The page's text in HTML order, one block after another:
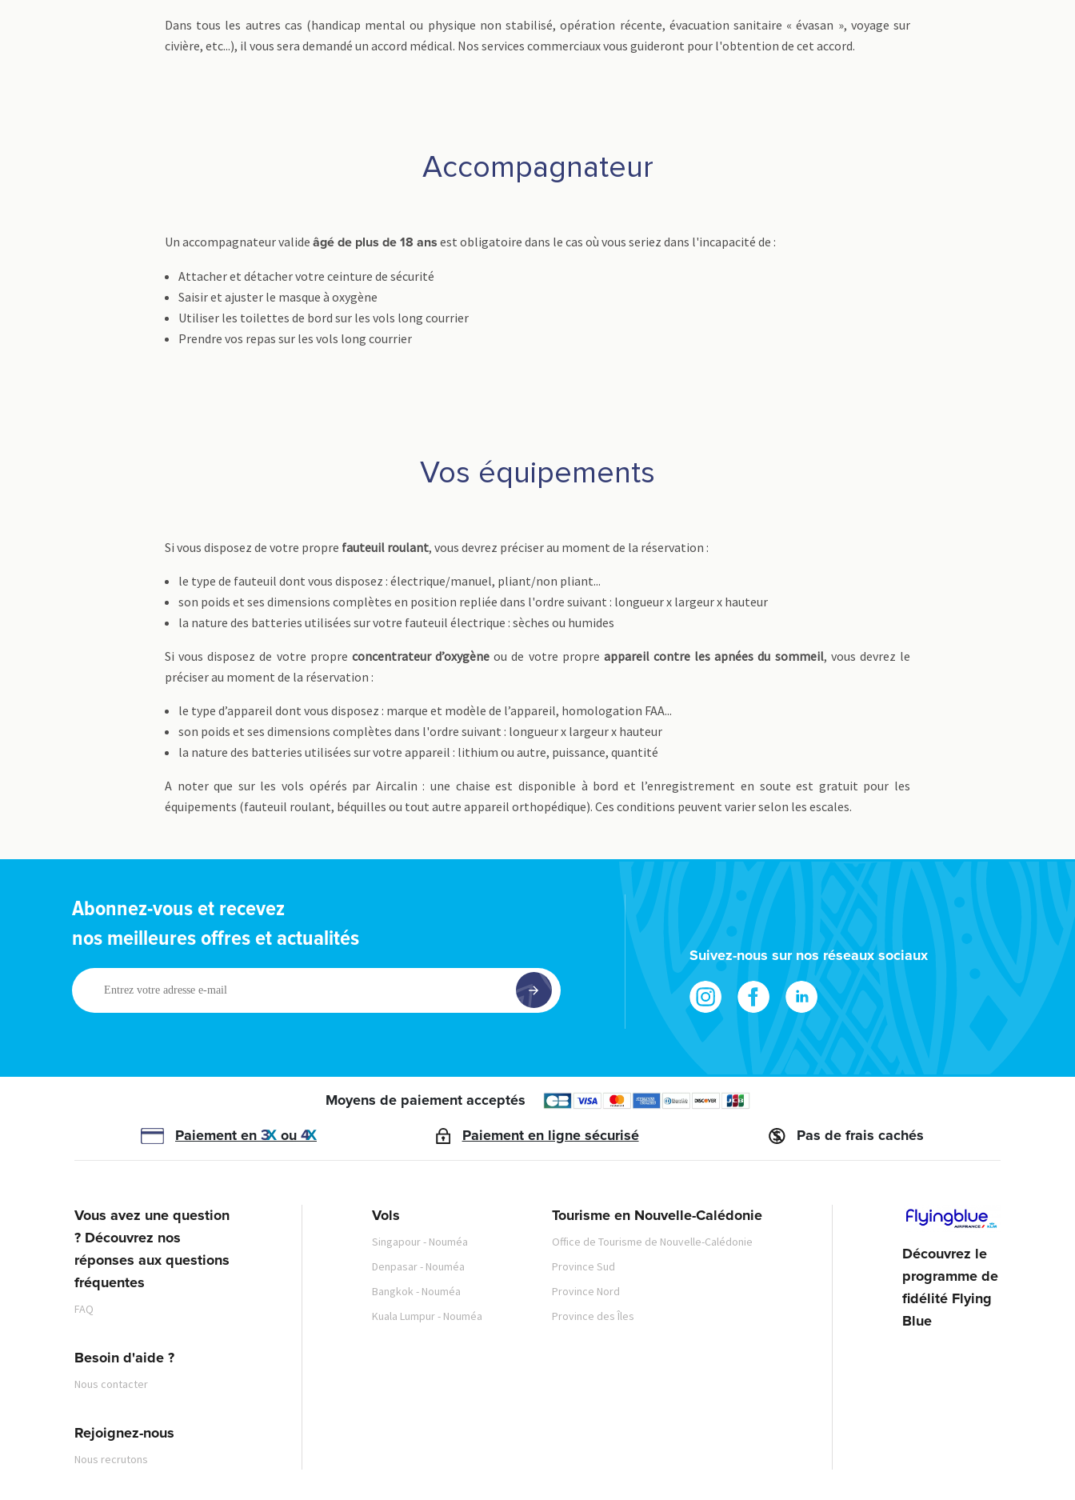
Dans tous les autres cas (handicap mental ou physique non stabilisé, opération récente, évacuation sanitaire « évasan », voyage sur
civière, etc...), il vous sera demandé un accord médical. Nos services commerciaux vous guideront pour l'obtention de cet accord.
Accompagnateur
Un accompagnateur valide âgé de plus de 18 ans est obligatoire dans le cas où vous seriez dans l'incapacité de :
Attacher et détacher votre ceinture de sécurité
Saisir et ajuster le masque à oxygène
Utiliser les toilettes de bord sur les vols long courrier
Prendre vos repas sur les vols long courrier
Vos équipements
Si vous disposez de votre propre fauteuil roulant, vous devrez préciser au moment de la réservation :
le type de fauteuil dont vous disposez : électrique/manuel, pliant/non pliant...
son poids et ses dimensions complètes en position repliée dans l'ordre suivant : longueur x largeur x hauteur
la nature des batteries utilisées sur votre fauteuil électrique : sèches ou humides
Si vous disposez de votre propre concentrateur d’oxygène ou de votre propre appareil contre les apnées du sommeil, vous devrez le
préciser au moment de la réservation :
le type d’appareil dont vous disposez : marque et modèle de l’appareil, homologation FAA...
son poids et ses dimensions complètes dans l'ordre suivant : longueur x largeur x hauteur
la nature des batteries utilisées sur votre appareil : lithium ou autre, puissance, quantité
A noter que sur les vols opérés par Aircalin : une chaise est disponible à bord et l’enregistrement en soute est gratuit pour les
équipements (fauteuil roulant, béquilles ou tout autre appareil orthopédique). Ces conditions peuvent varier selon les escales.
Abonnez-vous et recevez
nos meilleures offres et actualités
Entrez
votre
adresse
Suivez-nous sur nos réseaux sociaux
Moyens de paiement acceptés
Paiement en ou Paiement en ligne sécurisé Pas de frais cachés
Vous avez une question
? Découvrez nos
réponses aux questions
fréquentes
FAQ
Besoin d'aide ?
Nous contacter
Rejoignez-nous
Nous recrutons
Vols
Singapour - Nouméa
Denpasar - Nouméa
Bangkok - Nouméa
Kuala Lumpur - Nouméa
Tourisme en Nouvelle-Calédonie
Office de Tourisme de Nouvelle-Calédonie
Province Sud
Province Nord
Province des Îles
Découvrez le
programme de
fidélité Flying
Blue